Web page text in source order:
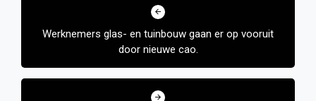
Werknemers glas- en tuinbouw gaan er op vooruit
door nieuwe cao.